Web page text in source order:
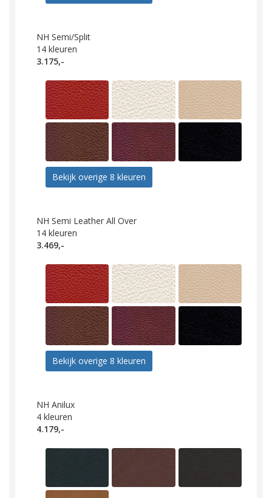
NH Semi/Split
14 kleuren
3.175,-
Bekijk overige 8 kleuren
NH Semi Leather All Over
14 kleuren
3.469,-
Bekijk overige 8 kleuren
NH Anilux
4 kleuren
4.179,-